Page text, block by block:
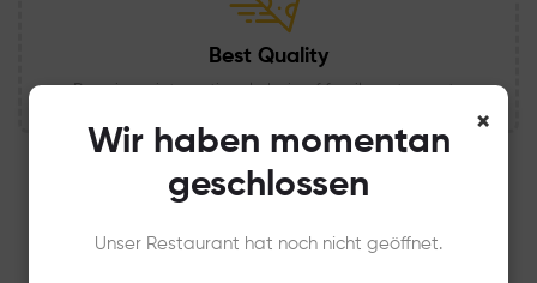
Best Quality
Poco is an international chain of family restaurants.
×
Wir haben momentan
geschlossen
Unser Restaurant hat noch nicht geöffnet.